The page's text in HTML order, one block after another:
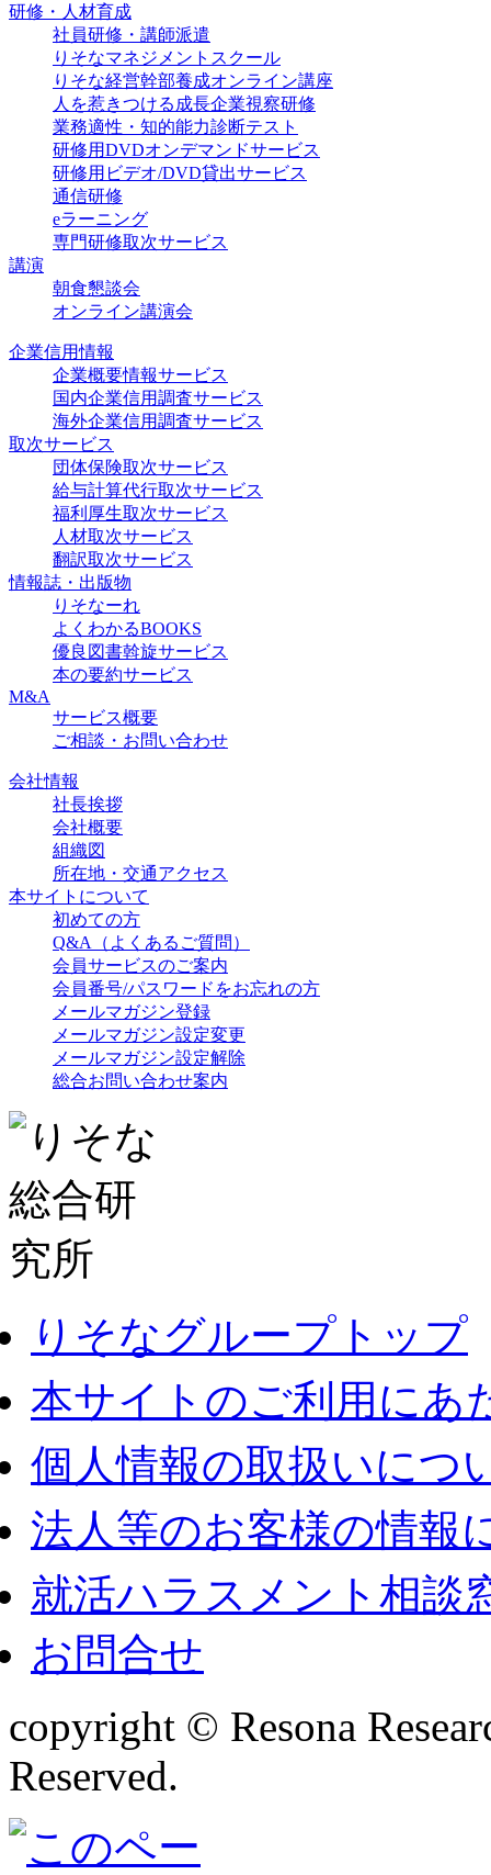
研修・人材育成
社員研修・講師派遣
りそなマネジメントスクール
りそな経営幹部養成オンライン講座
人を惹きつける成長企業視察研修
業務適性・知的能力診断テスト
研修用DVDオンデマンドサービス
研修用ビデオ/DVD貸出サービス
通信研修
eラーニング
専門研修取次サービス
講演
朝食懇談会
オンライン講演会
企業信用情報
企業概要情報サービス
国内企業信用調査サービス
海外企業信用調査サービス
取次サービス
団体保険取次サービス
給与計算代行取次サービス
福利厚生取次サービス
人材取次サービス
翻訳取次サービス
情報誌・出版物
りそなーれ
よくわかるBOOKS
優良図書斡旋サービス
本の要約サービス
M&A
サービス概要
ご相談・お問い合わせ
会社情報
社長挨拶
会社概要
組織図
所在地・交通アクセス
本サイトについて
初めての方
Q&A（よくあるご質問）
会員サービスのご案内
会員番号/パスワードをお忘れの方
メールマガジン登録
メールマガジン設定変更
メールマガジン設定解除
総合お問い合わせ案内
りそなグループトップ
本サイトのご利用にあ
個人情報の取扱いにつ
法人等のお客様の情報
就活ハラスメント相談
お問合せ
copyright © Resona
Reserved.